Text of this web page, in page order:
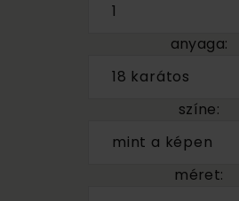
1
anyaga:
18 karátos
színe:
mint a képen
méret: